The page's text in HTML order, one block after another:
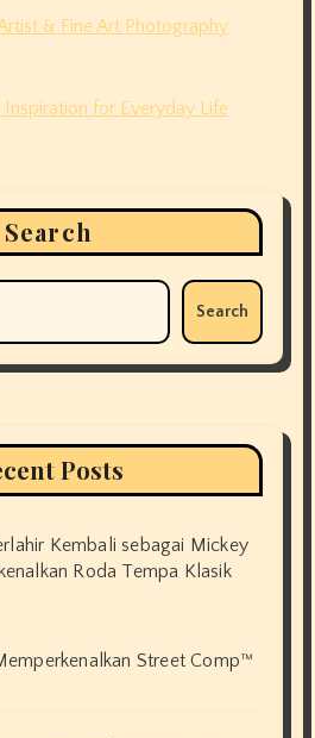
& Fine Art Photography
for Everyday Life
Search
Search
Posts
Kembali sebagai Mickey
Roda Tempa Klasik
Street Comp™